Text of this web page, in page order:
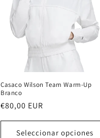
Casaco Wilson Team Warm-Up
Branco
Precio
€80,00 EUR
Seleccionar opciones